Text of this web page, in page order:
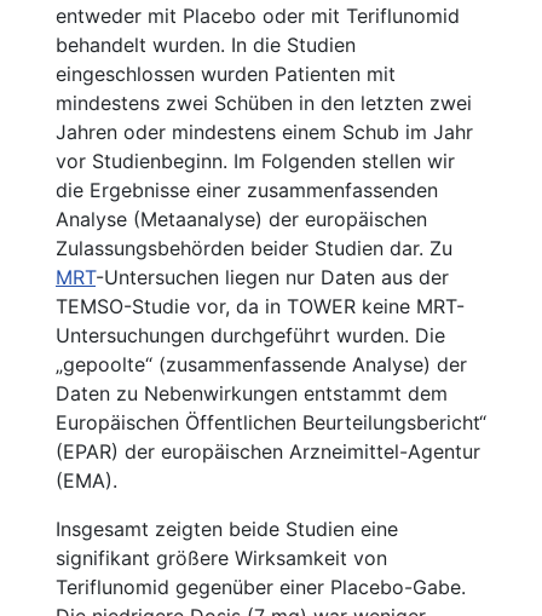
entweder mit Placebo oder mit Teriflunomid
behandelt wurden. In die Studien
eingeschlossen wurden Patienten mit
mindestens zwei Schüben in den letzten zwei
Jahren oder mindestens einem Schub im Jahr
vor Studienbeginn. Im Folgenden stellen wir
die Ergebnisse einer zusammenfassenden
Analyse (Metaanalyse) der europäischen
Zulassungsbehörden beider Studien dar. Zu
MRT-Untersuchen liegen nur Daten aus der
TEMSO-Studie vor, da in TOWER keine MRT-
Untersuchungen durchgeführt wurden. Die
„gepoolte“ (zusammenfassende Analyse) der
Daten zu Nebenwirkungen entstammt dem
Europäischen Öffentlichen Beurteilungsbericht“
(EPAR) der europäischen Arzneimittel-Agentur
(EMA).
Insgesamt zeigten beide Studien eine
signifikant größere Wirksamkeit von
Teriflunomid gegenüber einer Placebo-Gabe.